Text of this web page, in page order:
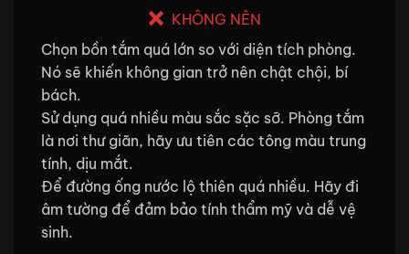
KHÔNG NÊN
Chọn bồn tắm quá lớn so với diện tích phòng.
Nó sẽ khiến không gian trở nên chật chội, bí
bách.
Sử dụng quá nhiều màu sắc sặc sỡ. Phòng tắm
là nơi thư giãn, hãy ưu tiên các tông màu trung
tính, dịu mắt.
Để đường ống nước lộ thiên quá nhiều. Hãy đi
âm tường để đảm bảo tính thẩm mỹ và dễ vệ
sinh.